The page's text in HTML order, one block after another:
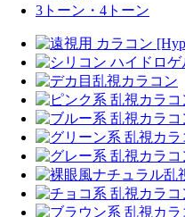
3トーン・4トーン